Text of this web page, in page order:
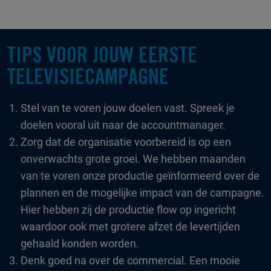
TIPS VOOR JOUW EERSTE
TELEVISIECAMPAGNE
Stel van te voren jouw doelen vast. Spreek je
doelen vooral uit naar de accountmanager.
Zorg dat de organisatie voorbereid is op een
onverwachts grote groei. We hebben maanden
van te voren onze productie geïnformeerd over de
plannen en de mogelijke impact van de campagne.
Hier hebben zij de productie flow op ingericht
waardoor ook met grotere afzet de levertijden
gehaald konden worden.
Denk goed na over de commercial. Een mooie